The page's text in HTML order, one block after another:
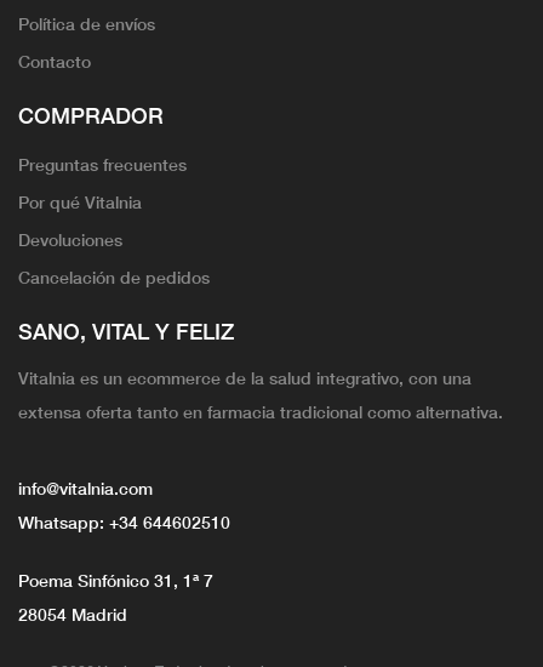
Política de envíos
Contacto
COMPRADOR
Preguntas frecuentes
Por qué Vitalnia
Devoluciones
Cancelación de pedidos
SANO, VITAL Y FELIZ
Vitalnia es un ecommerce de la salud integrativo, con una
extensa oferta tanto en farmacia tradicional como alternativa.
info@vitalnia.com
Whatsapp: +34 644602510
Poema Sinfónico 31, 1ª 7
28054 Madrid